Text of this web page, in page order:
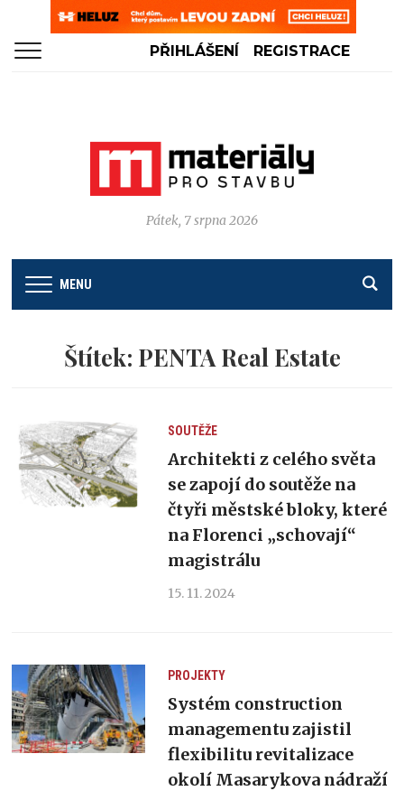
PŘIHLÁŠENÍ REGISTRACE
Pátek, 7 srpna 2026
MENU
Štítek: PENTA Real Estate
SOUTĚŽE
Architekti z celého světa
se zapojí do soutěže na
čtyři městské bloky, které
na Florenci „schovají“
magistrálu
15. 11. 2024
PROJEKTY
Systém construction
managementu zajistil
flexibilitu revitalizace
okolí Masarykova nádraží